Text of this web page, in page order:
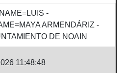
-
ARMENDÁRIZ -
DE NOAIN
11:48:48